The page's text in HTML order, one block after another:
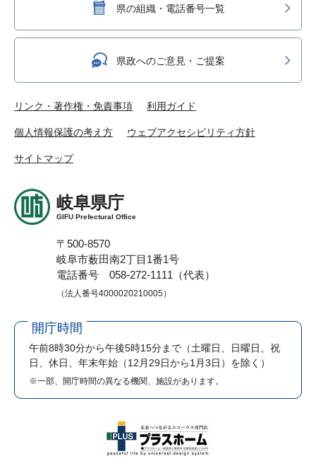
県の組織・電話番号一覧
県政へのご意見・ご提案
リンク・著作権・免責事項 利用ガイド
個人情報保護の考え方 ウェブアクセシビリティ方針
サイトマップ
岐阜県庁
GIFU Prefectural Office
〒500-8570
岐阜市薮田南2丁目1番1号
電話番号 058-272-1111（代表）
（法人番号4000020210005）
開庁時間
午前8時30分から午後5時15分まで （土曜日、日曜日、祝
日、休日、年末年始（12月29日から1月3日）を除く）
※一部、開庁時間の異なる機関、施設があります。